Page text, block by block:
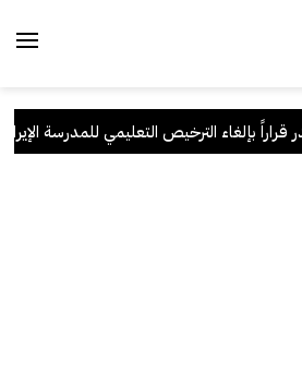
بإلغاء الترخيص التعليمي للمدرسة الإيرانية